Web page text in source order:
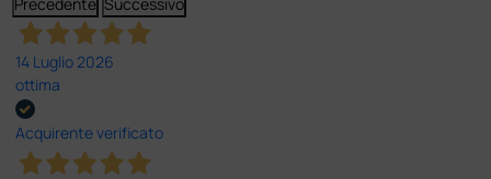
14 Luglio 2026
ottima
Acquirente verificato